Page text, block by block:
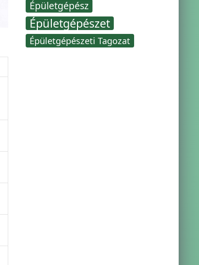
Épületgépész
Épületgépészet
Épületgépészeti Tagozat